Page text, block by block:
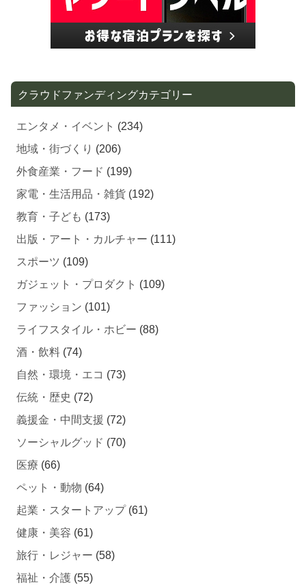
クラウドファンディングカテゴリー
エンタメ・イベント (234)
地域・街づくり (206)
外食産業・フード (199)
家電・生活用品・雑貨 (192)
教育・子ども (173)
出版・アート・カルチャー (111)
スポーツ (109)
ガジェット・プロダクト (109)
ファッション (101)
ライフスタイル・ホビー (88)
酒・飲料 (74)
自然・環境・エコ (73)
伝統・歴史 (72)
義援金・中間支援 (72)
ソーシャルグッド (70)
医療 (66)
ペット・動物 (64)
起業・スタートアップ(61)
健康・美容 (61)
旅行・レジャー (58)
福祉・介護 (55)